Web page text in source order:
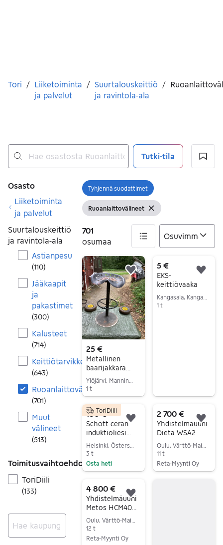
Olet tässä
Tori / Liiketoiminta
ja palvelut
/ Suurtalouskeittiö
ja ravintola-ala
/
Tutki-tila
Suodattimet
Osasto
Liiketoiminta
ja palvelut
Suurtalouskeittiö
ja ravintola-ala
Astianpesu
(110)
Jääkaapit
ja
pakastimet
(300)
Kalusteet
(714)
Keittiötarvikkeet
(643)
Ruoanlaittovälineet
(701)
Muut
välineet
(513)
Toimitusvaihtoehdot
ToriDiili
(133)
Avaa suodatin
Tyhjennä suodattimet
Näytä suodattimet
Ruoanlaittovälineet Tyhjennä suodatin
701
osumaa
701 tulos(ta)
25 €
Metallinen
baarijakkara
traktorin
istuimella
1 t
Lisää suosikiksi.
5 €
EKS-
keittiövaaka
Kangasala, Kangasala Keskus, Pirkanmaa
1 t
180 €
Schott ceran
induktioliesi
3500W
pöytämalli
3 t
Osta heti
ToriDiili
Lisää suosikiksi.
2 700 €
Yhdistelmäuuni
Dieta WSA2
11 t
Reta-Myynti Oy
4 800 €
Yhdistelmäuuni
Metos HCM40
suurkeittiöön
12 t
Reta-Myynti Oy